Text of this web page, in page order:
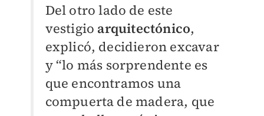
Del otro lado de este
vestigio arquitectónico,
explicó, decidieron excavar
y “lo más sorprendente es
que encontramos una
compuerta de madera, que